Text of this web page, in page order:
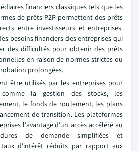
financiers classiques tels que les
de prêts P2P permettent des prêts
entre investisseurs et entreprises.
besoins financiers des entreprises qui
des difficultés pour obtenir des prêts
en raison de normes strictes ou
prolongées.
être utilisés par les entreprises pour
comme la gestion des stocks, les
le fonds de roulement, les plans
de transition. Les plateformes
l'avantage d'un accès accéléré au
de demande simplifiées et
d'intérêt réduits par rapport aux